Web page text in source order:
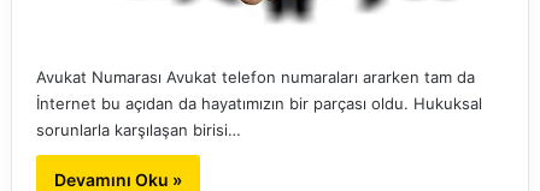
Avukat Numarası Avukat telefon numaraları ararken tam da
İnternet bu açıdan da hayatımızın bir parçası oldu. Hukuksal
sorunlarla karşılaşan birisi…
Devamını Oku »